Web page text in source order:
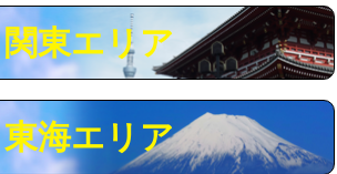
・埋め戻し作業） 11,000円~
未満） 55,000円
以上） 66,000円
（厚さ10㎝まで） 27,500円
関東エリア
東海エリア